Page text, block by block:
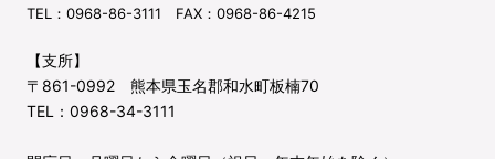
TEL：0968-86-3111 FAX：0968-86-4215
【支所】
〒861-0992 熊本県玉名郡和水町板楠70
TEL：0968-34-3111